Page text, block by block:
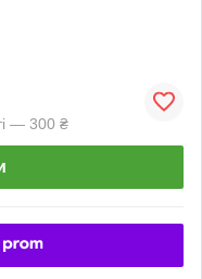
— 300 ₴